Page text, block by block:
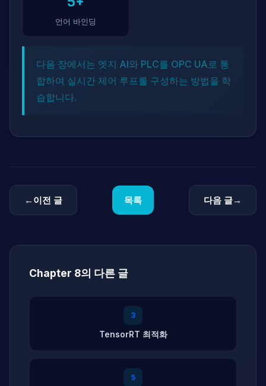
언어 바인딩
다음 장에서는 엣지 AI와 PLC를 OPC UA로 통
합하여 실시간 제어 루프를 구성하는 방법을 학
습합니다.
← 이전 글 목록 다음 글→
Chapter 8의 다른 글
3
TensorRT 최적화
5